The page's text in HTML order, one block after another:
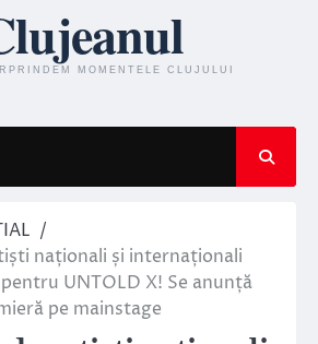
naționali și internaționali
UNTOLD X! Se anunță
pe mainstage